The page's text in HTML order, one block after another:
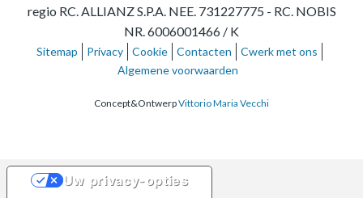
regio RC. ALLIANZ S.P.A. NEE. 731227775 - RC. NOBIS
NR. 6006001466 / K
Sitemap Privacy Cookie Contacten
Cwerk met ons
Algemene voorwaarden
Concept&OntwerpVittorio Maria Vecchi
Uw privacy-opties